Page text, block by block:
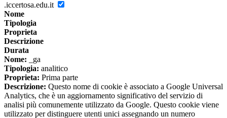
.iccertosa.edu.it
Nome
Tipologia
Proprieta
Descrizione
Durata
Nome: _ga
Tipologia: analitico
Proprieta: Prima parte
Descrizione: Questo nome di cookie è associato a Google Universal
Analytics, che è un aggiornamento significativo del servizio di
analisi più comunemente utilizzato da Google. Questo cookie viene
utilizzato per distinguere utenti unici assegnando un numero